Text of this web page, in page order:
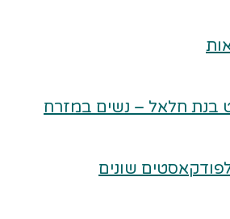
בנת חלאל – נשים במזרח
לפודקאסטים שונים